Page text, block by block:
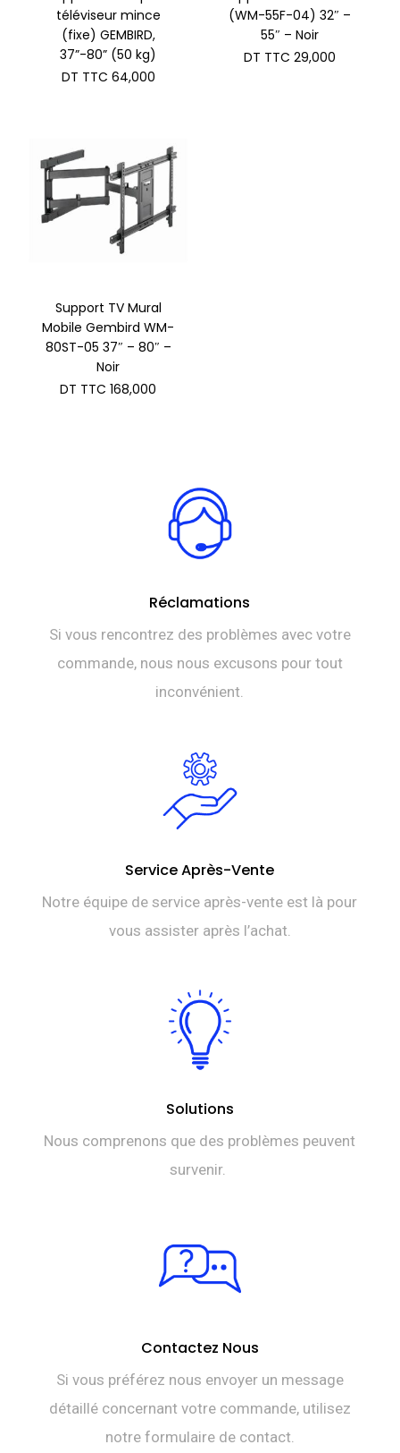
téléviseur mince
(fixe) GEMBIRD,
37”-80” (50 kg)
DT TTC 64,000
(WM-55F-04) 32″ –
55″ – Noir
DT TTC 29,000
Support TV Mural
Mobile Gembird WM-
80ST-05 37″ – 80″ –
Noir
DT TTC 168,000
Réclamations
Si vous rencontrez des problèmes avec votre
commande, nous nous excusons pour tout
inconvénient.
Service Après-Vente
Notre équipe de service après-vente est là pour
vous assister après l’achat.
Solutions
Nous comprenons que des problèmes peuvent
survenir.
Contactez Nous
Si vous préférez nous envoyer un message
détaillé concernant votre commande, utilisez
notre formulaire de contact.